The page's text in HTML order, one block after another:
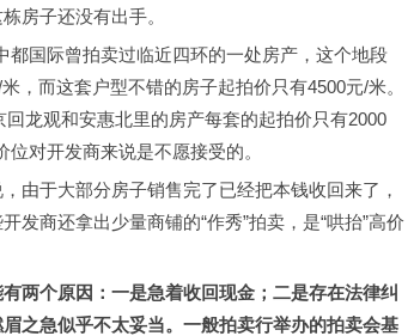
房子还没有出手。
国际曾拍卖过临近四环的一处房产，这个地段
，而这套户型不错的房子起拍价只有4500元/米。
龙观和安惠北里的房产每套的起拍价只有2000
对开发商来说是不愿接受的。
由于大部分房子销售完了已经把本钱收回来了，
商还拿出少量商铺的“作秀”拍卖，是“哄抬”高价
两个原因：一是急着收回现金；二是存在法律纠
之急似乎不太妥当。一般拍卖行举办的拍卖会基